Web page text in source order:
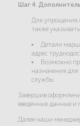
Шаг 4.
Для упрощения
также
Детали
адрес
Возможно
назначения для
службы.
Завершив
введённые данные и
Далее наши